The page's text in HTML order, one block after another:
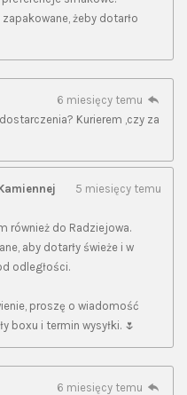
żeby dotarło
6 miesięcy temu
Kurierem ,czy za
5 miesięcy temu
również do Radziejowa.
aby dotarły świeże i w
odległości.
proszę o wiadomość
boxu i termin wysyłki. 🌷
6 miesięcy temu